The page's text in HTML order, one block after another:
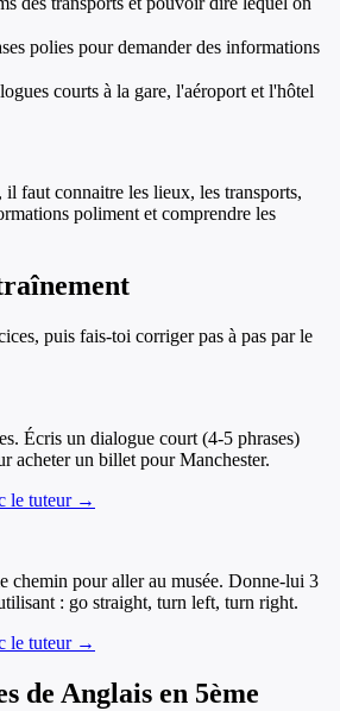
polies pour demander des informations
courts à la gare, l'aéroport et l'hôtel
faut connaitre les lieux, les transports,
poliment et comprendre les
puis fais-toi corriger pas à pas par le
Écris un dialogue court (4-5 phrases)
acheter un billet pour Manchester.
le tuteur →
chemin pour aller au musée. Donne-lui 3
: go straight, turn left, turn right.
le tuteur →
de Anglais en 5ème